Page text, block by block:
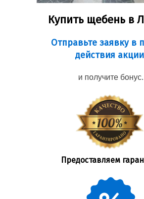
Купить щебень в
Отправьте заявку в
действия
и получите бонус.
Предоставляем